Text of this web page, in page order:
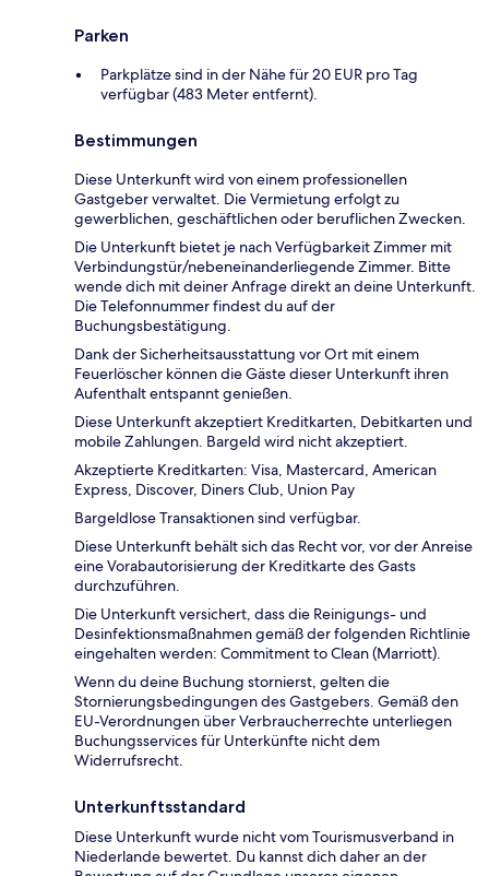
Parken
Parkplätze sind in der Nähe für 20 EUR pro Tag
verfügbar (483 Meter entfernt).
Bestimmungen
Diese Unterkunft wird von einem professionellen
Gastgeber verwaltet. Die Vermietung erfolgt zu
gewerblichen, geschäftlichen oder beruflichen Zwecken.
Die Unterkunft bietet je nach Verfügbarkeit Zimmer mit
Verbindungstür/nebeneinanderliegende Zimmer. Bitte
wende dich mit deiner Anfrage direkt an deine Unterkunft.
Die Telefonnummer findest du auf der
Buchungsbestätigung.
Dank der Sicherheitsausstattung vor Ort mit einem
Feuerlöscher können die Gäste dieser Unterkunft ihren
Aufenthalt entspannt genießen.
Diese Unterkunft akzeptiert Kreditkarten, Debitkarten und
mobile Zahlungen. Bargeld wird nicht akzeptiert.
Akzeptierte Kreditkarten: Visa, Mastercard, American
Express, Discover, Diners Club, Union Pay
Bargeldlose Transaktionen sind verfügbar.
Diese Unterkunft behält sich das Recht vor, vor der Anreise
eine Vorabautorisierung der Kreditkarte des Gasts
durchzuführen.
Die Unterkunft versichert, dass die Reinigungs- und
Desinfektionsmaßnahmen gemäß der folgenden Richtlinie
eingehalten werden: Commitment to Clean (Marriott).
Wenn du deine Buchung stornierst, gelten die
Stornierungsbedingungen des Gastgebers. Gemäß den
EU-Verordnungen über Verbraucherrechte unterliegen
Buchungsservices für Unterkünfte nicht dem
Widerrufsrecht.
Unterkunftsstandard
Diese Unterkunft wurde nicht vom Tourismusverband in
Niederlande bewertet. Du kannst dich daher an der